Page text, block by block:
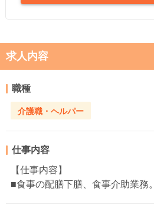
求人内容
職種
介護職・ヘルパー
仕事内容
【仕事内容】
■食事の配膳下膳、食事介助業務。